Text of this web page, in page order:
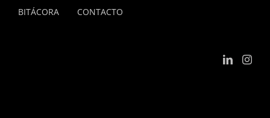
BITÁCORA
CONTACTO